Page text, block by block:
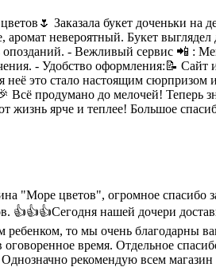
Заказала букет доченьки
невероятный. Букет
опозданий. - Вежливый сервис 📲 :
- Удобство оформления:📝
неё это стало настоящим
продумано до мелочей! Теперь
ярче и теплее! Большое
"Море цветов", огромное
👍👍👍Сегодня нашей дочери
то мы очень благодарны
время. Отдельное
рекомендую всем